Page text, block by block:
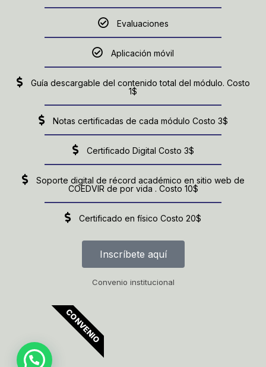
Evaluaciones
Aplicación móvil
Guía descargable del contenido total del módulo. Costo
1$
Notas certificadas de cada módulo Costo 3$
Certificado Digital Costo 3$
Soporte digital de récord académico en sitio web de
COEDVIR de por vida . Costo 10$
Certificado en físico Costo 20$
Inscríbete aquí
Convenio institucional
CONVENIO